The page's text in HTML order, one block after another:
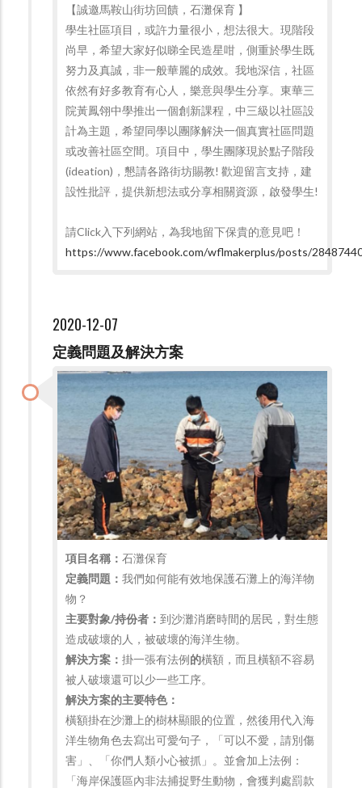
【誠邀馬鞍山街坊回饋，石灘保育 】
學生社區項目，或許力量很小，想法很大。現階段
尚早，希望大家好似睇全民造星咁，側重於學生既
努力及真誠，非一般華麗的成效。我地深信，社區
依然有好多教育有心人，樂意與學生分享。東華三
院黃鳳翎中學推出一個創新課程，中三級以社區設
計為主題，希望同學以團隊解決一個真實社區問題
或改善社區空間。項目中，學生團隊現於點子階段
(ideation)，懇請各路街坊賜教! 歡迎留言支持，建
設性批評，提供新想法或分享相關資源，啟發學生!
請Click入下列網站，為我地留下保貴的意見吧！
https://www.facebook.com/wflmakerplus/posts/
2020-12-07
定義問題及解決方案
項目名稱：石灘保育
定義問題：我們如何能有效地保護石灘上的海洋物
物？
主要對象/持份者：到沙灘消磨時間的居民，對生態
造成破壞的人，被破壞的海洋生物。
解決方案：掛一張有法例的橫額，而且橫額不容易
被人破壞還可以少一些工序。
解決方案的主要特色：
橫額掛在沙灘上的樹林顯眼的位置，然後用代入海
洋生物角色去寫出可愛句子，「可以不愛，請別傷
害」、「你們人類小心被抓」。並會加上法例：
「海岸保護區內非法捕捉野生動物，會獲判處罰款